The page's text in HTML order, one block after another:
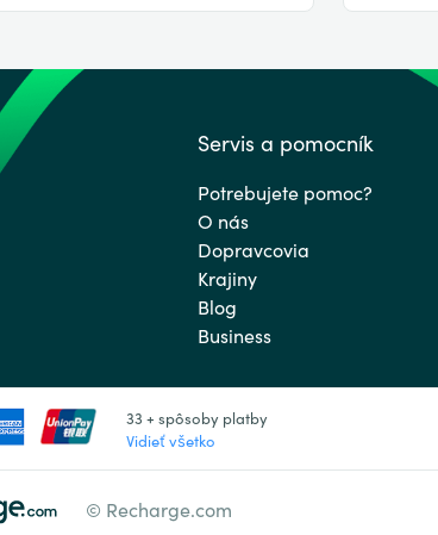
Servis a pomocník
Potrebujete pomoc?
O nás
Dopravcovia
Krajiny
Blog
Business
33 + spôsoby platby
Vidieť všetko
© Recharge.com